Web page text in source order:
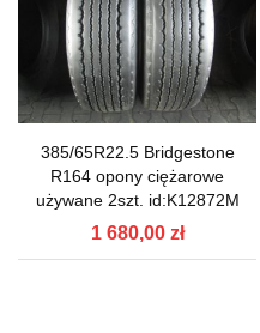
385/65R22.5 Bridgestone
R164 opony ciężarowe
używane 2szt. id:K12872M
1 680,00 zł